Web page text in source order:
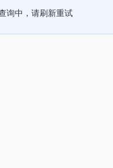
询中，请刷新重试